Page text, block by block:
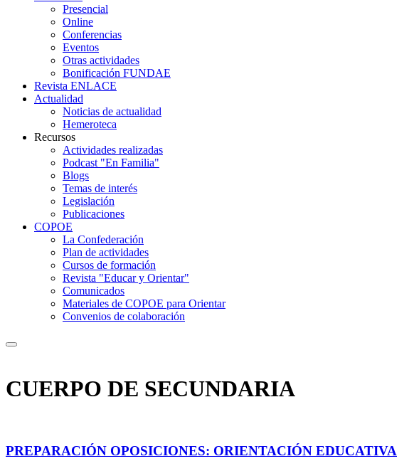
Presencial
Online
Conferencias
Eventos
Otras actividades
Bonificación FUNDAE
Revista ENLACE
Actualidad
Noticias de actualidad
Hemeroteca
Recursos
Actividades realizadas
Podcast "En Familia"
Blogs
Temas de interés
Legislación
Publicaciones
COPOE
La Confederación
Plan de actividades
Cursos de formación
Revista "Educar y Orientar"
Comunicados
Materiales de COPOE para Orientar
Convenios de colaboración
CUERPO DE SECUNDARIA
PREPARACIÓN OPOSICIONES: ORIENTACIÓN EDUCATIVA